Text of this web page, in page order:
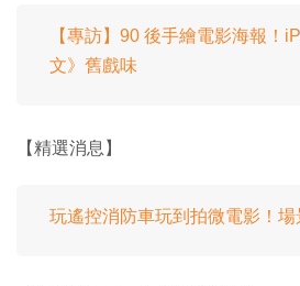
【專訪】90 後手繪電影海報！
文》舊戲味
【精選消息】
玩遙控消防車玩到拍微電影！